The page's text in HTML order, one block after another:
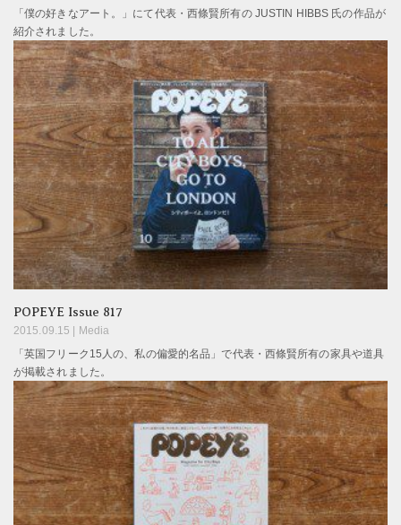
「僕の好きなアート。」にて代表・西條賢所有の JUSTIN HIBBS 氏の作品が
紹介されました。
POPEYE Issue 817
2015.09.15 |
Media
「英国フリーク15人の、私の偏愛的名品」で代表・西條賢所有の家具や道具
が掲載されました。